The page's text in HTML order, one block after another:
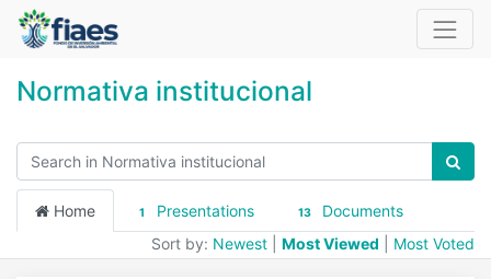
Normativa institucional
Home 1 Presentations 13
Documents
Sort by: Newest Most Viewed Most Voted